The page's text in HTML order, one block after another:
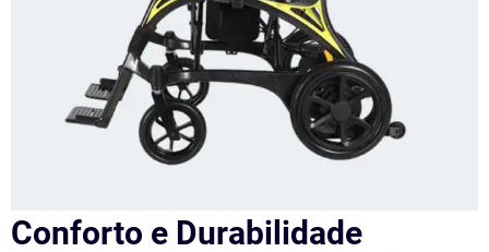
Conforto e Durabilidade